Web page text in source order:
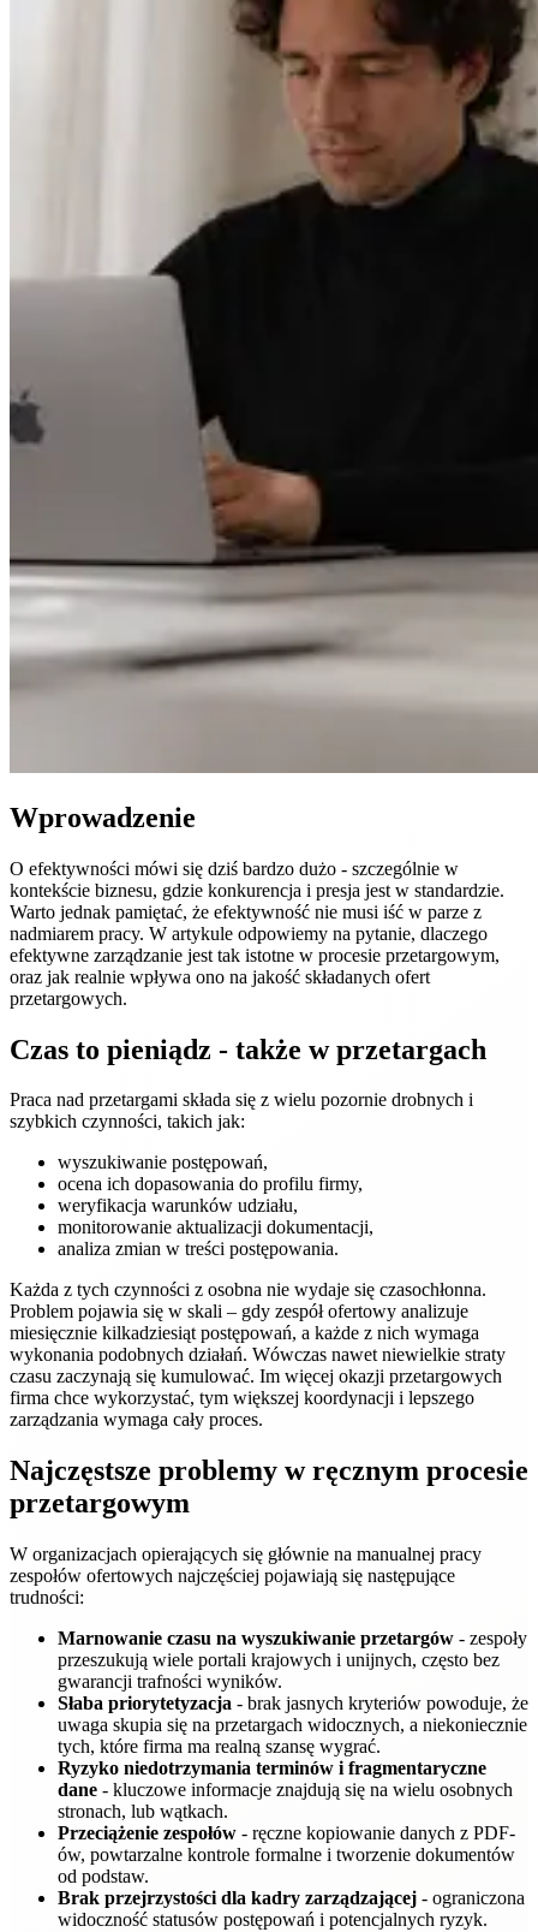
Wprowadzenie
O efektywności mówi się dziś bardzo dużo - szczególnie w
kontekście biznesu, gdzie konkurencja i presja jest w standardzie.
Warto jednak pamiętać, że efektywność nie musi iść w parze z
nadmiarem pracy. W artykule odpowiemy na pytanie, dlaczego
efektywne zarządzanie jest tak istotne w procesie przetargowym,
oraz jak realnie wpływa ono na jakość składanych ofert
przetargowych.
Czas to pieniądz - także w przetargach
Praca nad przetargami składa się z wielu pozornie drobnych i
szybkich czynności, takich jak:
wyszukiwanie postępowań,
ocena ich dopasowania do profilu firmy,
weryfikacja warunków udziału,
monitorowanie aktualizacji dokumentacji,
analiza zmian w treści postępowania.
Każda z tych czynności z osobna nie wydaje się czasochłonna.
Problem pojawia się w skali – gdy zespół ofertowy analizuje
miesięcznie kilkadziesiąt postępowań, a każde z nich wymaga
wykonania podobnych działań. Wówczas nawet niewielkie straty
czasu zaczynają się kumulować. Im więcej okazji przetargowych
firma chce wykorzystać, tym większej koordynacji i lepszego
zarządzania wymaga cały proces.
Najczęstsze problemy w ręcznym procesie
przetargowym
W organizacjach opierających się głównie na manualnej pracy
zespołów ofertowych najczęściej pojawiają się następujące
trudności:
Marnowanie czasu na wyszukiwanie przetargów - zespoły
przeszukują wiele portali krajowych i unijnych, często bez
gwarancji trafności wyników.
Słaba priorytetyzacja - brak jasnych kryteriów powoduje, że
uwaga skupia się na przetargach widocznych, a niekoniecznie
tych, które firma ma realną szansę wygrać.
Ryzyko niedotrzymania terminów i fragmentaryczne
dane - kluczowe informacje znajdują się na wielu osobnych
stronach, lub wątkach.
Przeciążenie zespołów - ręczne kopiowanie danych z PDF-
ów, powtarzalne kontrole formalne i tworzenie dokumentów
od podstaw.
Brak przejrzystości dla kadry zarządzającej - ograniczona
widoczność statusów postępowań i potencjalnych ryzyk.